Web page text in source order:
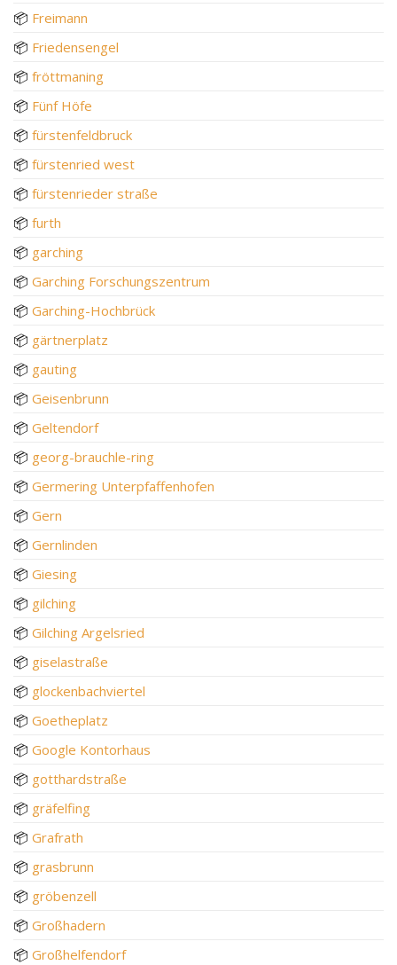
📦 Freimann
📦 Friedensengel
📦 fröttmaning
📦 Fünf Höfe
📦 fürstenfeldbruck
📦 fürstenried west
📦 fürstenrieder straße
📦 furth
📦 garching
📦 Garching Forschungszentrum
📦 Garching-Hochbrück
📦 gärtnerplatz
📦 gauting
📦 Geisenbrunn
📦 Geltendorf
📦 georg-brauchle-ring
📦 Germering Unterpfaffenhofen
📦 Gern
📦 Gernlinden
📦 Giesing
📦 gilching
📦 Gilching Argelsried
📦 giselastraße
📦 glockenbachviertel
📦 Goetheplatz
📦 Google Kontorhaus
📦 gotthardstraße
📦 gräfelfing
📦 Grafrath
📦 grasbrunn
📦 gröbenzell
📦 Großhadern
📦 Großhelfendorf